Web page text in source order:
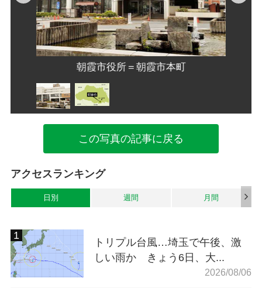
朝霞市役所＝朝霞市本町
この写真の記事に戻る
アクセスランキング
日別 週間 月間
トリプル台風…埼玉で午後、激
しい雨か きょう6日、大...
2026/08/06